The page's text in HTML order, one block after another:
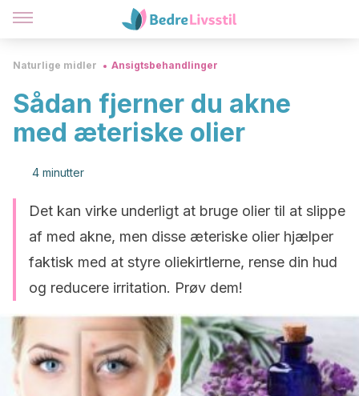
Naturlige midler Ansigtsbehandlinger
Sådan fjerner du akne
med æteriske olier
4 minutter
Det kan virke underligt at bruge olier til at slippe
af med akne, men disse æteriske olier hjælper
faktisk med at styre oliekirtlerne, rense din hud
og reducere irritation. Prøv dem!